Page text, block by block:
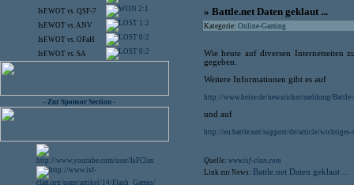
IsF.WOT vs. QSF-7 2:1
IsF.WOT vs.ANV 1:2
IsF.WOT vs. OFaH 0:2
IsF.WOT vs. SA 0:2
- Zur Sponsor Section -
» Battle.net Daten geklaut ...
Kategorie: Online-Gaming
Wie heute auf diversen Internetseiten
gegeben.
Weitere Informationen gibt es auf
http://www.heise.de/newsticker/meldung/
und auf
http://eu.battle.net/support/de/article/wichtiges-
Quelle: www.isf-clan.com
Link zur News: Battle.net Daten geklaut ...